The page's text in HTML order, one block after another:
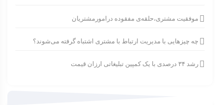
موفقیت مشتری،حلقه‌ی مفقوده درامورمشتریان
چه چیزهایی با مدیریت ارتباط با مشتری اشتباه گرفته می‌شوند؟
رشد ۳۴ درصدی با یک کمپین تبلیغاتی ارزان قیمت